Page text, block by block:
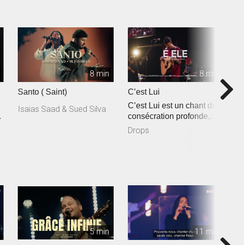
8 min
Santo ( Saint)
Isaias Saad & Sued Silva
8 min
C’est Lui
C’est Lui est un chant de
consécration profonde,
inspiré de Jean 3.30 : « I...
Drops
5 min 11 min